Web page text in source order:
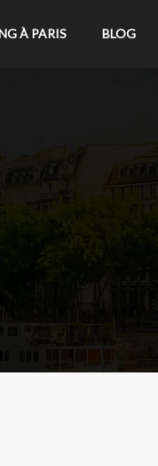
À PARIS BLOG